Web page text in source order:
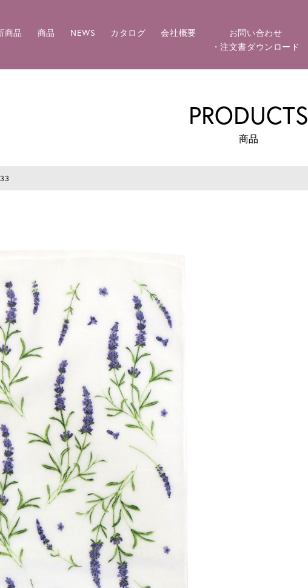
商品 商品 NEWS カタログ 会社概要
お問い合わせ
・注文書ダウンロード
PRODUCTS
商品